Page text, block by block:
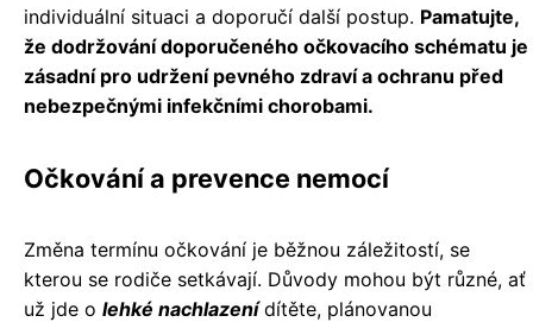
individuální situaci a doporučí další postup. Pamatujte,
že dodržování doporučeného očkovacího schématu je
zásadní pro udržení pevného zdraví a ochranu před
nebezpečnými infekčními chorobami.
Očkování a prevence nemocí
Změna termínu očkování je běžnou záležitostí, se
kterou se rodiče setkávají. Důvody mohou být různé, ať
už jde o lehké nachlazenídítěte, plánovanou